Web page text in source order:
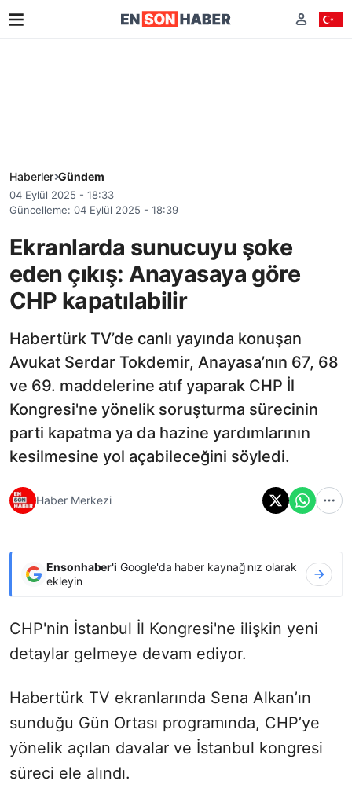
Haberler Gündem
04 Eylül 2025 - 18:33
Güncelleme: 04 Eylül 2025 - 18:39
Ekranlarda sunucuyu şoke
eden çıkış: Anayasaya göre
CHP kapatılabilir
Habertürk TV’de canlı yayında konuşan
Avukat Serdar Tokdemir, Anayasa’nın 67, 68
ve 69. maddelerine atıf yaparak CHP İl
Kongresi'ne yönelik soruşturma sürecinin
parti kapatma ya da hazine yardımlarının
kesilmesine yol açabileceğini söyledi.
Haber Merkezi
Ensonhaber'i Google'da haber kaynağınız olarak
ekleyin
CHP'nin İstanbul İl Kongresi'ne ilişkin yeni
detaylar gelmeye devam ediyor.
Habertürk TV ekranlarında Sena Alkan’ın
sunduğu Gün Ortası programında, CHP’ye
yönelik açılan davalar ve İstanbul kongresi
süreci ele alındı.